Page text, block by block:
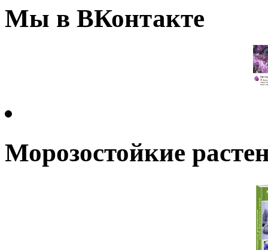
Мы в ВКонтакте
Морозостойкие